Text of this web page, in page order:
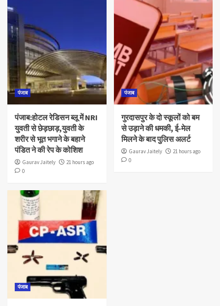
पंजाब
पंजाब:होटल रेडिसन ब्लू में NRI
युवती से छेड़छाड़,युवती के
शरीर से भूत भगाने के बहाने
पंडित ने की रेप के कोशिश
Gaurav Jaitely
21 hours ago
0
पंजाब
गुरदासपुर के दो स्कूलों को बम
से उड़ाने की धमकी, ई-मेल
मिलने के बाद पुलिस अलर्ट
Gaurav Jaitely
21 hours ago
0
पंजाब